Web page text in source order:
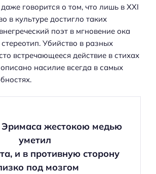
говорится о том, что лишь в XXI
в культуре достигло таких
поэт в мгновение ока
Убийство в разных
встречающееся действие в стихах
насилие всегда в самых
жестокою медью
уметил
и в противную сторону
под мозгом